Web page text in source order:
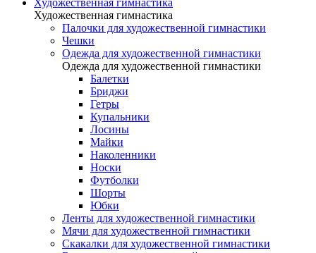
Художественная гимнастика
Художественная гимнастика
Палочки для художественной гимнастики
Чешки
Одежда для художественной гимнастики
Одежда для художественной гимнастики
Балетки
Бриджи
Гетры
Купальники
Лосины
Майки
Наколенники
Носки
Футболки
Шорты
Юбки
Ленты для художественной гимнастики
Мячи для художественной гимнастики
Скакалки для художественной гимнастики